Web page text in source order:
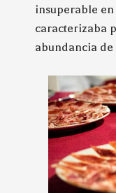
insuperable en
caracterizaba
abundancia de